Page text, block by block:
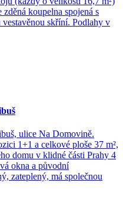
koupelna spojená s
skříní. Podlahy v
ulice Na Domovině.
1+1 a celkové ploše 37 m²,
domu v klidné části Prahy 4
okna a původní
zateplený, má společnou